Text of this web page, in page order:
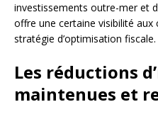
investissements outre-mer et
offre une certaine visibilité aux
stratégie d’optimisation fiscale.
Les réductions
maintenues et